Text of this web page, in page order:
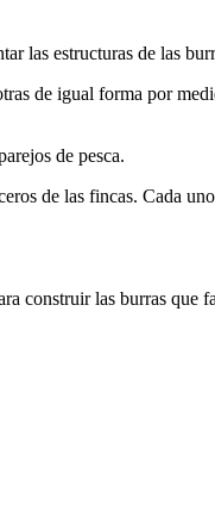
las estructuras de las
de igual forma por
de pesca.
de las fincas. Cada
construir las burras que